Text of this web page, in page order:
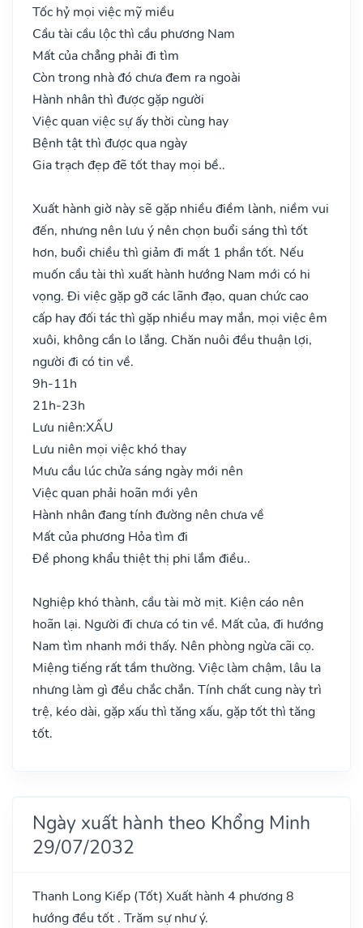
Tốc hỷ mọi việc mỹ miều
Cầu tài cầu lộc thì cầu phương Nam
Mất của chẳng phải đi tìm
Còn trong nhà đó chưa đem ra ngoài
Hành nhân thì được gặp người
Việc quan việc sự ấy thời cùng hay
Bệnh tật thì được qua ngày
Gia trạch đẹp đẽ tốt thay mọi bề..
Xuất hành giờ này sẽ gặp nhiều điềm lành, niềm vui
đến, nhưng nên lưu ý nên chọn buổi sáng thì tốt
hơn, buổi chiều thì giảm đi mất 1 phần tốt. Nếu
muốn cầu tài thì xuất hành hướng Nam mới có hi
vọng. Đi việc gặp gỡ các lãnh đạo, quan chức cao
cấp hay đối tác thì gặp nhiều may mắn, mọi việc êm
xuôi, không cần lo lắng. Chăn nuôi đều thuận lợi,
người đi có tin về.
9h-11h
21h-23h
Lưu niên:XẤU
Lưu niên mọi việc khó thay
Mưu cầu lúc chửa sáng ngày mới nên
Việc quan phải hoãn mới yên
Hành nhân đang tính đường nên chưa về
Mất của phương Hỏa tìm đi
Đề phong khẩu thiệt thị phi lắm điều..
Nghiệp khó thành, cầu tài mờ mịt. Kiện cáo nên
hoãn lại. Người đi chưa có tin về. Mất của, đi hướng
Nam tìm nhanh mới thấy. Nên phòng ngừa cãi cọ.
Miệng tiếng rất tầm thường. Việc làm chậm, lâu la
nhưng làm gì đều chắc chắn. Tính chất cung này trì
trệ, kéo dài, gặp xấu thì tăng xấu, gặp tốt thì tăng
tốt.
Ngày xuất hành theo Khổng Minh
29/07/2032
Thanh Long Kiếp (Tốt) Xuất hành 4 phương 8
hướng đều tốt . Trăm sự như ý.